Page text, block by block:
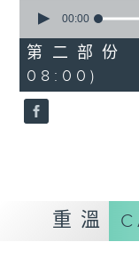
seconds
50
minutes,
10
seconds
00:00
第二部份
08:00)
重溫